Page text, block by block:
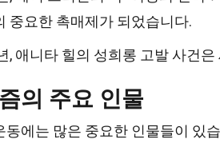
중요한 촉매제가 되었습니다.
, 애니타 힐의 성희롱 고발 사건
의 주요 인물
동에는 많은 중요한 인물들이 있